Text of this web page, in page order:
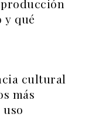
y qué
cultural
más